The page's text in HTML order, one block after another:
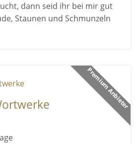
dann seid ihr bei mir gut
Staunen und Schmunzeln
Premium Anbieter